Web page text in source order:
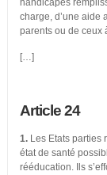
handicapés
charge, d’une aide
parents ou de ceux
[…]
Article 24
1.Les Etats parties
état de santé
rééducation. Ils